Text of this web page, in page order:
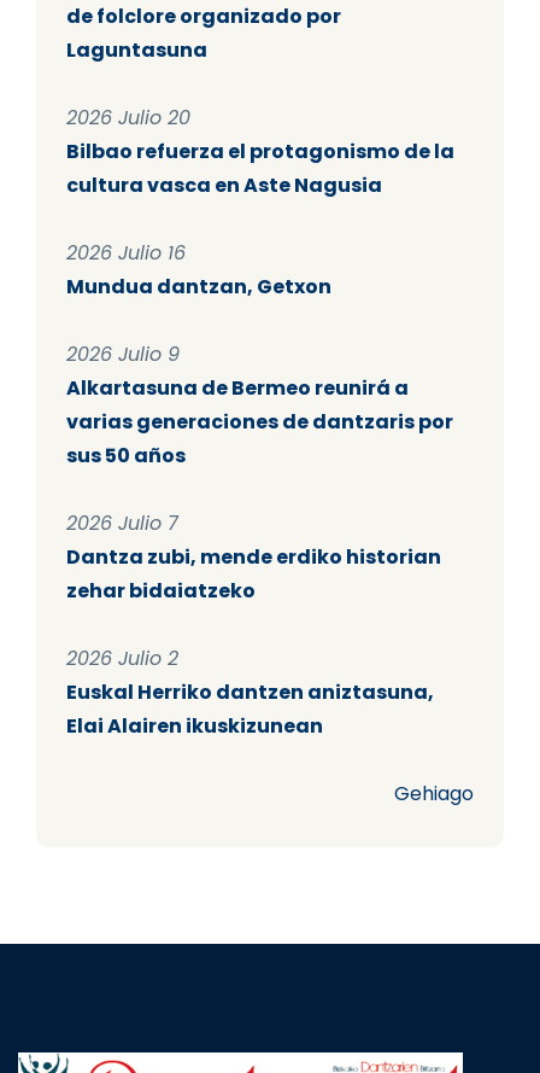
de folclore organizado por
Laguntasuna
2026 Julio 20
Bilbao refuerza el protagonismo de la
cultura vasca en Aste Nagusia
2026 Julio 16
Mundua dantzan, Getxon
2026 Julio 9
Alkartasuna de Bermeo reunirá a
varias generaciones de dantzaris por
sus 50 años
2026 Julio 7
Dantza zubi, mende erdiko historian
zehar bidaiatzeko
2026 Julio 2
Euskal Herriko dantzen aniztasuna,
Elai Alairen ikuskizunean
Gehiago